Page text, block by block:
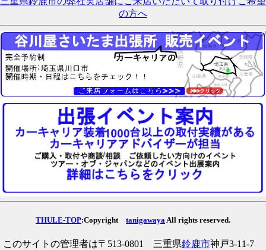
の方へ
THULE-TOP:Copyright tanigawayaAll rights reserved.
このサイトの管理者は〒513-0801 三重県鈴鹿市神戸3-11-7